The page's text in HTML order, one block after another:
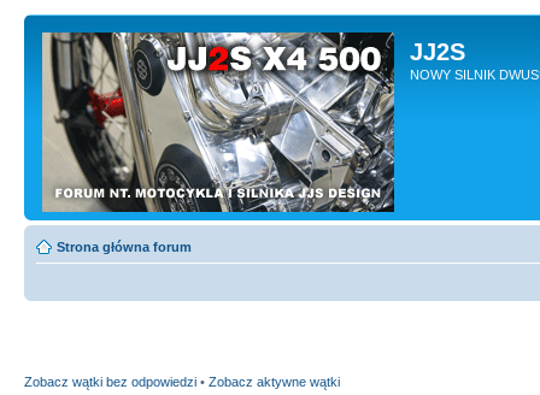
JJ2S
NOWY SILNIK
Strona główna forum
Zobacz wątki bez odpowiedzi • Zobacz aktywne wątki